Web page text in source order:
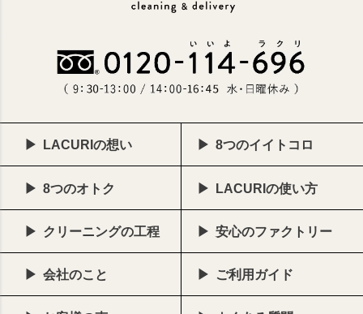
LACURIの想い 8つのイイトコロ
8つのオトク LACURIの使い方
クリーニングの工程 安心のファクトリー
会社のこと ご利用ガイド